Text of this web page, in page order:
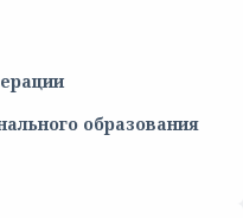
образования